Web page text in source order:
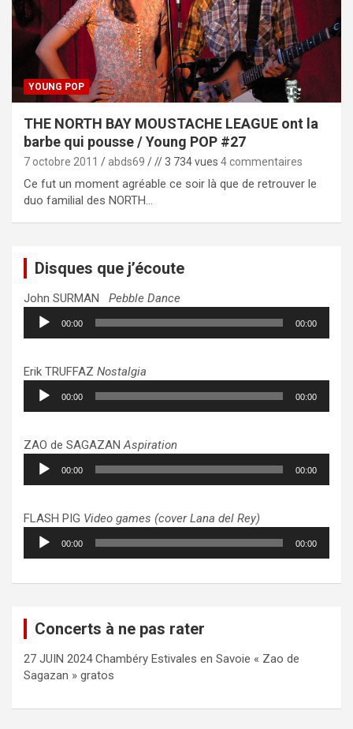
YOUNG POP
THE NORTH BAY MOUSTACHE LEAGUE ont la
barbe qui pousse / Young POP #27
7 octobre 2011 abds69 // 3 734 vues 4 commentaires
Ce fut un moment agréable ce soir là que de retrouver le
duo familial des NORTH…
Disques que j’écoute
John SURMAN Pebble Dance
Lecteur
audio
00:00 00:00
Erik TRUFFAZ Nostalgia
Lecteur
audio
00:00 00:00
ZAO de SAGAZANAspiration
Lecteur
audio
00:00 00:00
FLASH PIG Video games (cover Lana del Rey)
Lecteur
audio
00:00 00:00
Concerts à ne pas rater
27 JUIN 2024 Chambéry Estivales en Savoie « Zao de
Sagazan » gratos